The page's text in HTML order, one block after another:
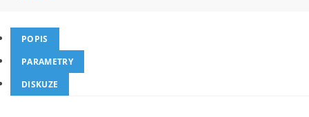
POPIS
PARAMETRY
DISKUZE